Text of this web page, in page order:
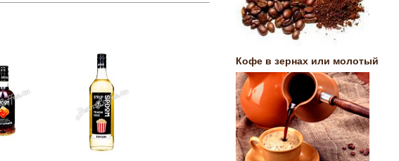
Кофе в зернах или молотый